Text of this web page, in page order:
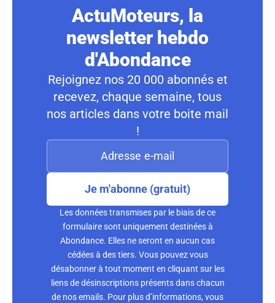
ActuMoteurs, la
newsletter hebdo
d'Abondance
Rejoignez nos 20 000 abonnés et
recevez, chaque semaine, tous
nos articles dans votre boite mail
!
Je m'abonne (gratuit)
Les données transmises par le biais de ce
formulaire sont uniquement destinées à
Abondance. Elles ne seront en aucun cas
cédées à des tiers. Vous pouvez vous
désabonner à tout moment en cliquant sur les
liens de désinscriptions présents dans chacun
de nos emails. Pour plus d’informations, vous